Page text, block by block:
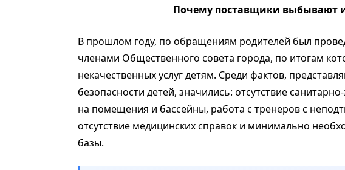
Почему поставщики выбывают
В прошлом году, по обращениям родителей был
членами Общественного совета города, по итогам
некачественных услуг детям. Среди фактов,
безопасности детей, значились: отсутствие
на помещения и бассейны, работа с тренеров с
отсутствие медицинских справок и минимально
базы.